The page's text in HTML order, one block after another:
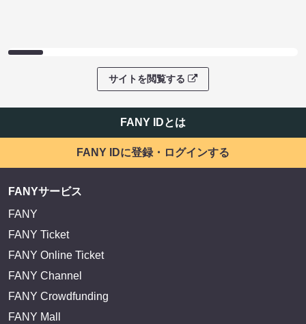
サイトを閲覧する
FANY IDとは
FANY IDに登録・ログインする
FANYサービス
FANY
FANY Ticket
FANY Online Ticket
FANY Channel
FANY Crowdfunding
FANY Mall